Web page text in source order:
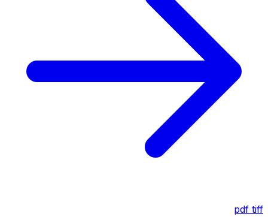
pdf tiff